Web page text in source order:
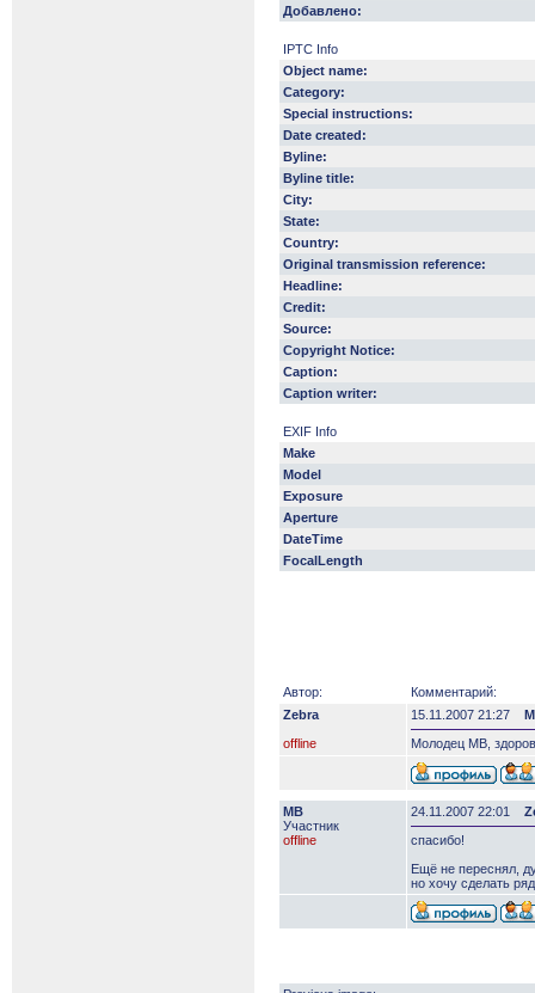
Добавлено:
IPTC Info
Object name:
Category:
Special instructions:
Date created:
Byline:
Byline title:
City:
State:
Country:
Original transmission reference:
Headline:
Credit:
Source:
Copyright Notice:
Caption:
Caption writer:
EXIF Info
Make
Model
Exposure
Aperture
DateTime
FocalLength
Автор:
Комментарий:
Zebra
offline
15.11.2007 21:27
Молодец МВ,
MB
Участник
offline
24.11.2007 22:01
спасибо!
Ещё не переснял,
но хочу сделать